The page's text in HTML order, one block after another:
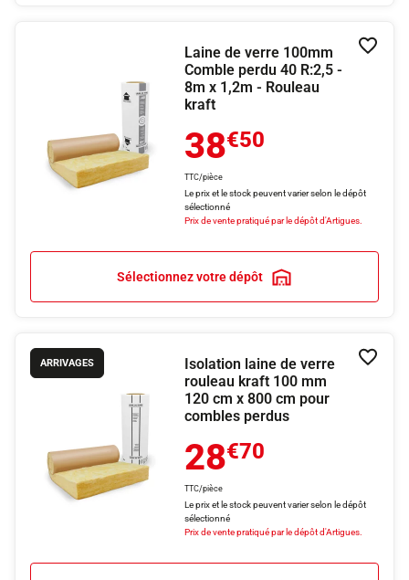
Laine de verre 100mm
Comble perdu 40 R:2,5 -
8m x 1,2m - Rouleau
kraft
38€50
TTC/pièce
Le prix et le stock peuvent varier selon le dépôt
sélectionné
Prix de vente pratiqué par le dépôt d'Artigues.
Sélectionnez votre dépôt
ARRIVAGES
Isolation laine de verre
rouleau kraft 100 mm
120 cm x 800 cm pour
combles perdus
28€70
TTC/pièce
Le prix et le stock peuvent varier selon le dépôt
sélectionné
Prix de vente pratiqué par le dépôt d'Artigues.